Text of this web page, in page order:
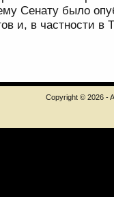
Сенату было
и, в частности
Copyright © 2026 -